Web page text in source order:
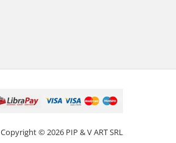
Copyright © 2026 PIP & V ART SRL